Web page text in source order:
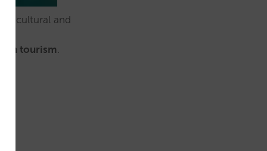
cultural and
in tourism.